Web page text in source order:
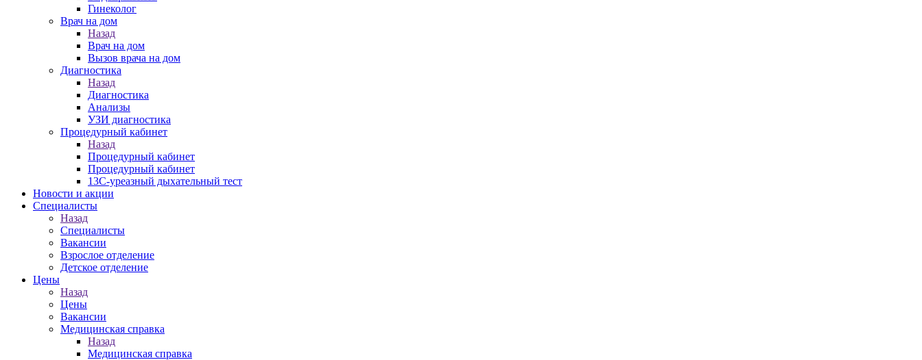
Гинеколог
Врач на дом
Назад
Врач на дом
Вызов врача на дом
Диагностика
Назад
Диагностика
Анализы
УЗИ диагностика
Процедурный кабинет
Назад
Процедурный кабинет
Процедурный кабинет
13С-уреазный дыхательный тест
Новости и акции
Специалисты
Назад
Специалисты
Вакансии
Взрослое отделение
Детское отделение
Цены
Назад
Цены
Вакансии
Медицинская справка
Назад
Медицинская справка